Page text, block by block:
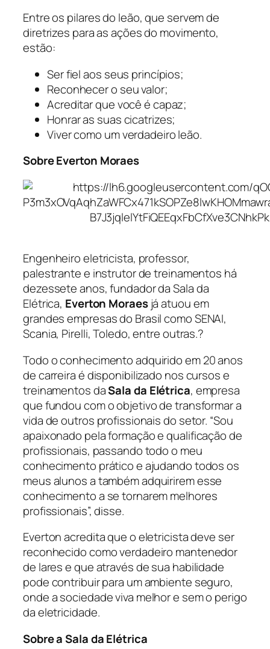
Entre os pilares do leão, que servem de
diretrizes para as ações do movimento,
estão:
Ser fiel aos seus princípios;
Reconhecer o seu valor;
Acreditar que você é capaz;
Honrar as suas cicatrizes;
Viver como um verdadeiro leão.
Sobre Everton Moraes
Engenheiro eletricista, professor,
palestrante e instrutor de treinamentos há
dezessete anos, fundador da Sala da
Elétrica, Everton Moraesjá atuou em
grandes empresas do Brasil como SENAI,
Scania, Pirelli, Toledo, entre outras.?
Todo o conhecimento adquirido em 20 anos
de carreira é disponibilizado nos cursos e
treinamentos daSala da Elétrica, empresa
que fundou com o objetivo de transformar a
vida de outros profissionais do setor. “Sou
apaixonado pela formação e qualificação de
profissionais, passando todo o meu
conhecimento prático e ajudando todos os
meus alunos a também adquirirem esse
conhecimento a se tornarem melhores
profissionais”, disse.
Everton acredita que o eletricista deve ser
reconhecido como verdadeiro mantenedor
de lares e que através de sua habilidade
pode contribuir para um ambiente seguro,
onde a sociedade viva melhor e sem o perigo
da eletricidade.
Sobre a Sala da Elétrica